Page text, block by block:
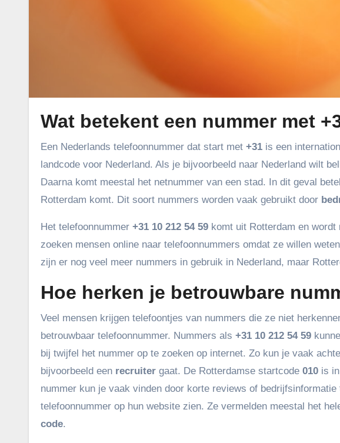
Wat betekent een nummer met
Een Nederlands telefoonnummer dat start met +31 is een
landcode voor Nederland. Als je bijvoorbeeld naar Nederland wilt
Daarna komt meestal het netnummer van een stad. In dit geval
Rotterdam komt. Dit soort nummers worden vaak gebruikt door
Het telefoonnummer +31 10 212 54 59 komt uit Rotterdam en
zoeken mensen online naar telefoonnummers omdat ze willen
zijn er nog veel meer nummers in gebruik in Nederland, maar
Hoe herken je betrouwbare
Veel mensen krijgen telefoontjes van nummers die ze niet
betrouwbaar telefoonnummer. Nummers als +31 10 212 54 59
bij twijfel het nummer op te zoeken op internet. Zo kun je vaak
bijvoorbeeld een recruiter gaat. De Rotterdamse startcode 010 is
nummer kun je vaak vinden door korte reviews of
telefoonnummer op hun website zien. Ze vermelden meestal het
code.